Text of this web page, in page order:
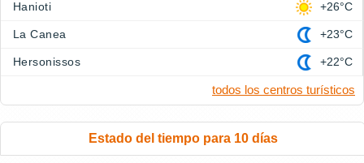
Hanioti +26°C
La Canea +23°C
Hersonissos +22°C
todos los centros turísticos
Estado del tiempo para 10 días